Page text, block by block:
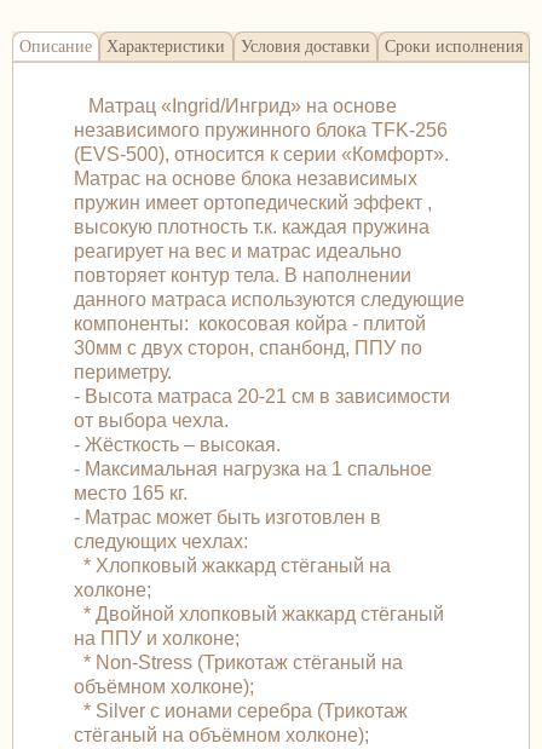
Описание Характеристики Условия доставки Сроки исполнения
Матрац «Ingrid/Ингрид» на основе
независимого пружинного блока TFK-256
(EVS-500), относится к серии «Комфорт».
Матраc на основе блока независимых
пружин имеет ортопедический эффект ,
высокую плотность т.к. каждая пружина
реагирует на вес и матрас идеально
повторяет контур тела. В наполнении
данного матраса используются следующие
компоненты: кокосовая койра - плитой
30мм с двух сторон, спанбонд, ППУ по
периметру.
- Высота матраса 20-21 см в зависимости
от выбора чехла.
- Жёсткость – высокая.
- Максимальная нагрузка на 1 спальное
место 165 кг.
- Матрас может быть изготовлен в
следующих чехлах:
* Хлопковый жаккард стёганый на
холконе;
* Двойной хлопковый жаккард стёганый
на ППУ и холконе;
* Non-Stress (Трикотаж стёганый на
объёмном холконе);
* Silver с ионами серебра (Трикотаж
стёганый на объёмном холконе);